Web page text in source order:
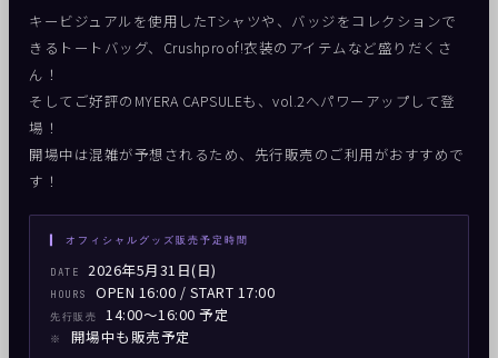
キービジュアルを使用したTシャツや、バッジをコレクションで
きるトートバッグ、Crushproof!衣装のアイテムなど盛りだくさ
ん！
そしてご好評のMYERA CAPSULEも、vol.2へパワーアップして登
場！
開場中は混雑が予想されるため、先行販売のご利用がおすすめで
す！
▍ オフィシャルグッズ販売予定時間
DATE 2026年5月31日(日)
HOURS OPEN 16:00 / START 17:00
先行販売 14:00〜16:00 予定
※ 開場中も販売予定